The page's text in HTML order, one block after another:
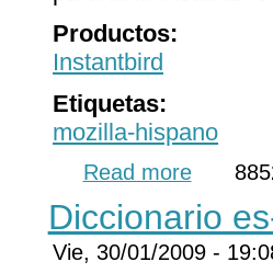
Productos:
Instantbird
Etiquetas:
mozilla-hispano
Read more about
Diccionario
Vie, 30/01/2009 -